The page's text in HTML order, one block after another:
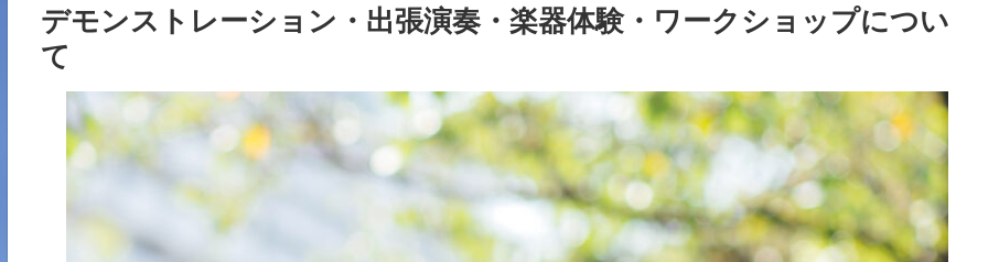
デモンストレーション・出張演奏・楽器体験・ワークショップについ
て